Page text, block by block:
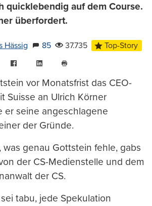
quicklebendig auf dem Course.
überfordert.
Hässig 85 37.735
Top-Story
FacebookLinkedIn
drucken
vor Monatsfrist das CEO-
Suisse an Ulrich Körner
er seine angeschlagene
der Gründe.
was genau Gottstein fehle, gabs
der CS-Medienstelle und dem
der CS.
tabu, jede Spekulation